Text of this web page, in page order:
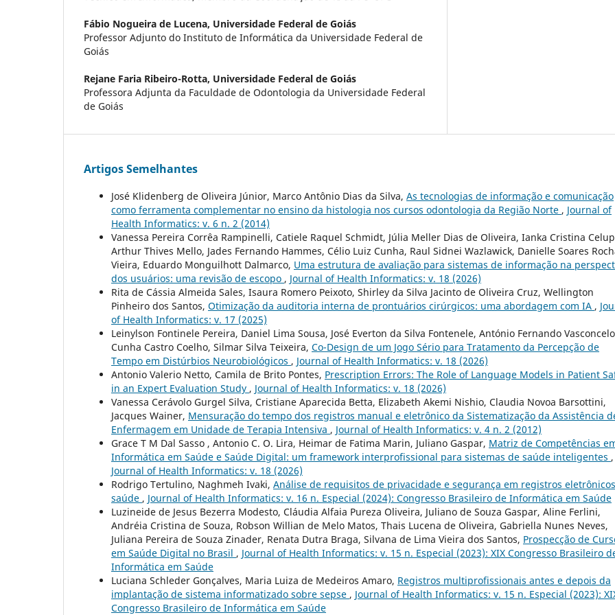
Fábio Nogueira de Lucena, Universidade Federal de Goiás
Professor Adjunto do Instituto de Informática da Universidade Federal de
Goiás
Rejane Faria Ribeiro-Rotta, Universidade Federal de Goiás
Professora Adjunta da Faculdade de Odontologia da Universidade Federal
de Goiás
Artigos Semelhantes
José Klidenberg de Oliveira Júnior, Marco Antônio Dias da Silva, As tecnologias de informação e comunicação
como ferramenta complementar no ensino da histologia nos cursos odontologia da Região Norte , Journal of
Health Informatics: v. 6 n. 2 (2014)
Vanessa Pereira Corrêa Rampinelli, Catiele Raquel Schmidt, Júlia Meller Dias de Oliveira, Ianka Cristina
Arthur Thives Mello, Jades Fernando Hammes, Célio Luiz Cunha, Raul Sidnei Wazlawick, Danielle Soares
Vieira, Eduardo Monguilhott Dalmarco, Uma estrutura de avaliação para sistemas de informação na
dos usuários: uma revisão de escopo , Journal of Health Informatics: v. 18 (2026)
Rita de Cássia Almeida Sales, Isaura Romero Peixoto, Shirley da Silva Jacinto de Oliveira Cruz, Wellington
Pinheiro dos Santos, Otimização da auditoria interna de prontuários cirúrgicos: uma abordagem com IA ,
of Health Informatics: v. 17 (2025)
Leinylson Fontinele Pereira, Daniel Lima Sousa, José Everton da Silva Fontenele, António Fernando
Cunha Castro Coelho, Silmar Silva Teixeira, Co-Design de um Jogo Sério para Tratamento da Percepção de
Tempo em Distúrbios Neurobiológicos , Journal of Health Informatics: v. 18 (2026)
Antonio Valerio Netto, Camila de Brito Pontes, Prescription Errors: The Role of Language Models in Patient
in an Expert Evaluation Study , Journal of Health Informatics: v. 18 (2026)
Vanessa Cerávolo Gurgel Silva, Cristiane Aparecida Betta, Elizabeth Akemi Nishio, Claudia Novoa Barsottini,
Jacques Wainer, Mensuração do tempo dos registros manual e eletrônico da Sistematização da Assistência
Enfermagem em Unidade de Terapia Intensiva , Journal of Health Informatics: v. 4 n. 2 (2012)
Grace T M Dal Sasso , Antonio C. O. Lira, Heimar de Fatima Marin, Juliano Gaspar, Matriz de Competências
Informática em Saúde e Saúde Digital: um framework interprofissional para sistemas de saúde inteligentes ,
Journal of Health Informatics: v. 18 (2026)
Rodrigo Tertulino, Naghmeh Ivaki, Análise de requisitos de privacidade e segurança em registros
saúde , Journal of Health Informatics: v. 16 n. Especial (2024): Congresso Brasileiro de Informática em Saúde
Luzineide de Jesus Bezerra Modesto, Cláudia Alfaia Pureza Oliveira, Juliano de Souza Gaspar, Aline Ferlini,
Andréia Cristina de Souza, Robson Willian de Melo Matos, Thais Lucena de Oliveira, Gabriella Nunes Neves,
Juliana Pereira de Souza Zinader, Renata Dutra Braga, Silvana de Lima Vieira dos Santos, Prospecção de
em Saúde Digital no Brasil , Journal of Health Informatics: v. 15 n. Especial (2023): XIX Congresso Brasileiro
Informática em Saúde
Luciana Schleder Gonçalves, Maria Luiza de Medeiros Amaro, Registros multiprofissionais antes e depois da
implantação de sistema informatizado sobre sepse , Journal of Health Informatics: v. 15 n. Especial (2023):
Congresso Brasileiro de Informática em Saúde